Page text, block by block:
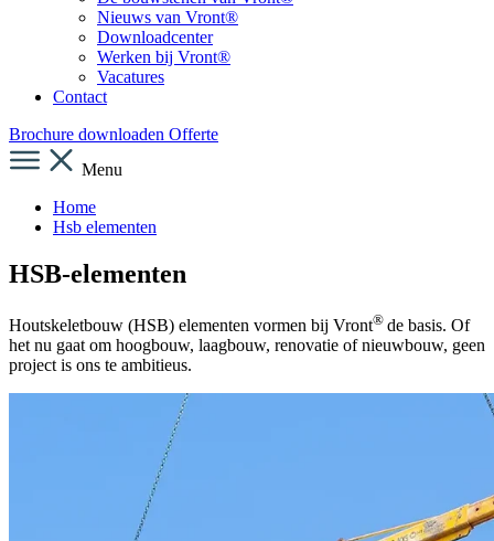
Nieuws van Vront®
Downloadcenter
Werken bij Vront®
Vacatures
Contact
Brochure downloaden Offerte
Menu
Home
Hsb elementen
HSB-elementen
Houtskeletbouw (HSB) elementen vormen bij Vront® de basis. Of
het nu gaat om hoogbouw, laagbouw, renovatie of nieuwbouw, geen
project is ons te ambitieus.